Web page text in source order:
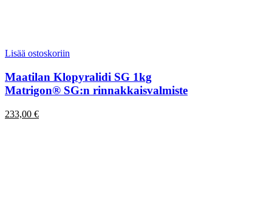
Lisää ostoskoriin
Maatilan Klopyralidi SG 1kg
Matrigon® SG:n rinnakkaisvalmiste
233,00 €